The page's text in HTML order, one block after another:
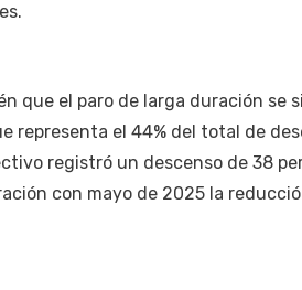
que el paro de larga duración se
representa el 44% del total de
registró un descenso de 38
con mayo de 2025 la